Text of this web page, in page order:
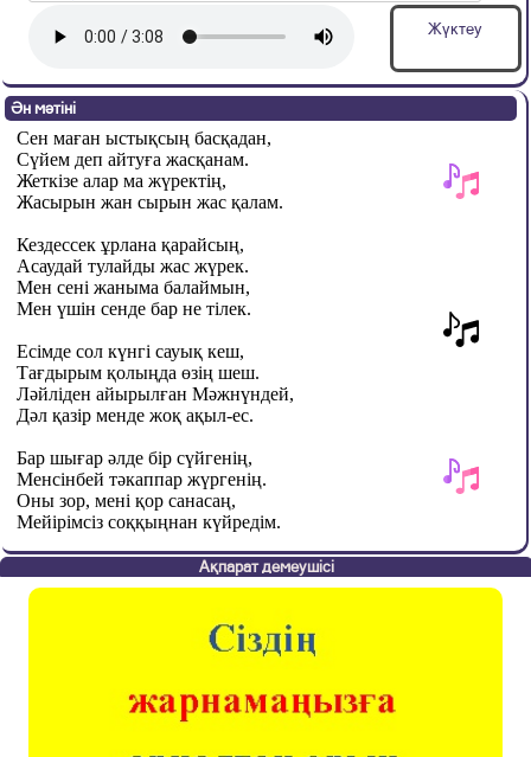
Жүктеу
Ән мәтіні
Сен маған ыстықсың басқадан,
Сүйем деп айтуға жасқанам.
Жеткізе алар ма жүректің,
Жасырын жан сырын жас қалам.
Кездессек ұрлана қарайсың,
Асаудай тулайды жас жүрек.
Мен сені жаныма балаймын,
Мен үшін сенде бар не тілек.
Есімде сол күнгі сауық кеш,
Тағдырым қолыңда өзің шеш.
Ләйліден айырылған Мәжнүндей,
Дәл қазір менде жоқ ақыл-ес.
Бар шығар әлде бір сүйгенің,
Менсінбей тәкаппар жүргенің.
Оны зор, мені қор санасаң,
Мейірімсіз соққыңнан күйредім.
Ақпарат демеушісі